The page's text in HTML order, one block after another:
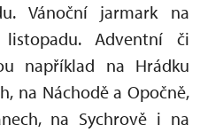
Vánoční jarmark na
Adventní či
například na Hrádku
na Náchodě a Opočně,
na Sychrově i na